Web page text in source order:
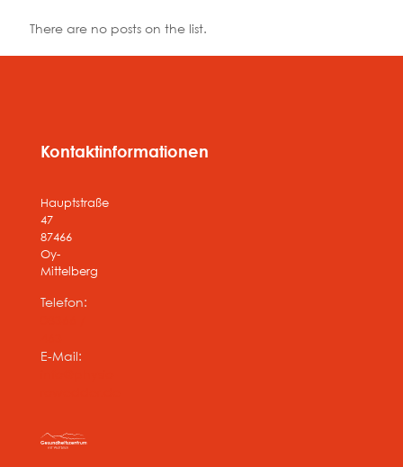
There are no posts on the list.
Kontaktinformationen
Hauptstraße
47
87466
Oy-
Mittelberg
Telefon:
E-Mail: